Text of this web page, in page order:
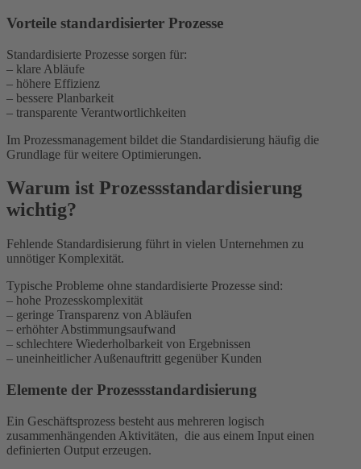
Vorteile standardisierter Prozesse
Standardisierte Prozesse sorgen für:
– klare Abläufe
– höhere Effizienz
– bessere Planbarkeit
– transparente Verantwortlichkeiten
Im Prozessmanagement bildet die Standardisierung häufig die
Grundlage für weitere Optimierungen.
Warum ist Prozessstandardisierung
wichtig?
Fehlende Standardisierung führt in vielen Unternehmen zu
unnötiger Komplexität.
Typische Probleme ohne standardisierte Prozesse sind:
– hohe Prozesskomplexität
– geringe Transparenz von Abläufen
– erhöhter Abstimmungsaufwand
– schlechtere Wiederholbarkeit von Ergebnissen
– uneinheitlicher Außenauftritt gegenüber Kunden
Elemente der Prozessstandardisierung
Ein Geschäftsprozess besteht aus mehreren logisch
zusammenhängenden Aktivitäten, die aus einem Input einen
definierten Output erzeugen.